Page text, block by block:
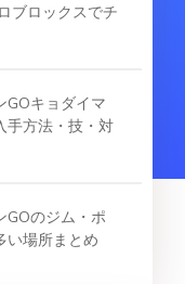
ブロックスでチ
GOキョダイマ
手方法・技・対
GOのジム・ポ
い場所まとめ